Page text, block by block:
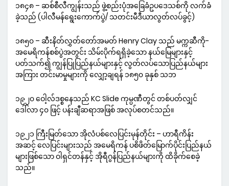
၁၈၄၈ – ဆစ်စီလီကျွန်းသည် ဖွဲ့စည်းပုံအခြေခံဥပဒေသစ်ကို လက်ခံ
ခဲ့သည် (ပါလီမန်ရွေးကောက်ပွဲ/ သတင်းမီဒီယာလွတ်လပ်ခွင့်)
၁၈၅၀ – ဆီးနိတ်လွှတ်တော်အမတ် Henry Clay သည် မက္ကဆီကို-
အမေရိကန်စစ်ပွဲအတွင်း သိမ်းပိုက်ရရှိခဲ့သော နယ်မြေများနှင့်
ပတ်သက်၍ ကျွန်ပြုပြည်နယ်များနှင့် လွတ်လပ်သောပြည်နယ်များ
အကြား တင်းမာမှုများကို လျှော့ချရန် ၁၈၅၀ ခုနှစ် သဘ
၁၉၂၀ ဝေါ့လ်ဒစ္စနေသည် KC Slide ကုမ္ပဏီတွင် တစ်ပတ်လျှင်
ဒေါ်လာ ၄၀ ဖြင့် ပန်းချီဆရာအဖြစ် အလုပ်စတင်သည်။
၁၉၂၁ ကြီးမြတ်သော အိုလံပစ်လေပြင်းမုန်တိုင်း – ဟာရီကိန်း
အဆင့် လေပြင်းများသည် အမေရိကန် ပစိဖိတ်မြောက်ပိုင်းပြည်နယ်
များဖြစ်သော ဝါရှင်တန်နှင့် အိုရီဂွန်ပြည်နယ်များကို ထိခိုက်စေခဲ့
သည်။